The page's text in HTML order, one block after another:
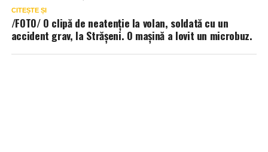
CITEȘTE ȘI
/FOTO/ O clipă de neatenție la volan, soldată cu un
accident grav, la Strășeni. O mașină a lovit un microbuz.